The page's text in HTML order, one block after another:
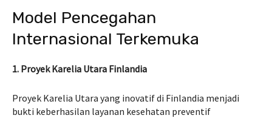
Model Pencegahan
Internasional Terkemuka
1. Proyek Karelia Utara Finlandia
Proyek Karelia Utara yang inovatif di Finlandia menjadi
bukti keberhasilan layanan kesehatan preventif